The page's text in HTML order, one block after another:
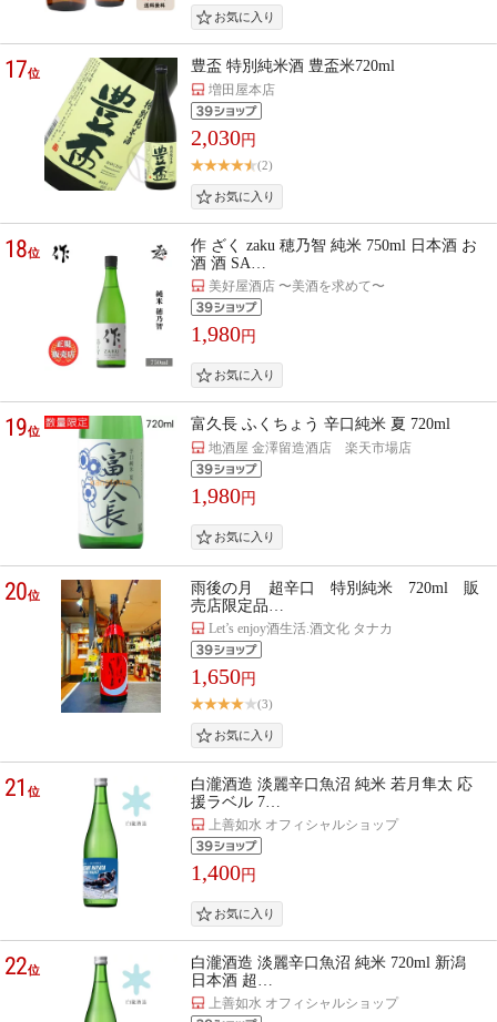
17位 豊盃 特別純米酒 豊盃米720ml
増田屋本店
2,030円
(2)
18位
作 ざく zaku 穂乃智 純米 750ml 日本酒 お
酒 酒 SA…
美好屋酒店 〜美酒を求めて〜
1,980円
19位 富久長 ふくちょう 辛口純米 夏 720ml
地酒屋 金澤留造酒店 楽天市場店
1,980円
20位
雨後の月 超辛口 特別純米 720ml 販
売店限定品…
Let’s enjoy酒生活.酒文化 タナカ
1,650円
(3)
21位
白瀧酒造 淡麗辛口魚沼 純米 若月隼太 応
援ラベル 7…
上善如水 オフィシャルショップ
1,400円
22位
白瀧酒造 淡麗辛口魚沼 純米 720ml 新潟
日本酒 超…
上善如水 オフィシャルショップ